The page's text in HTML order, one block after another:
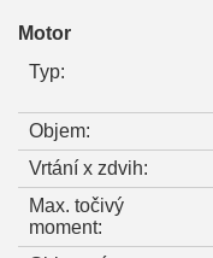
Motor
Typ:
Objem:
Vrtání x zdvih:
Max. točivý
moment: